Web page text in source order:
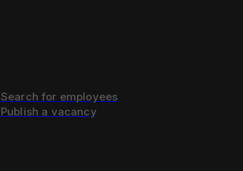
Search for employees
Publish a vacancy